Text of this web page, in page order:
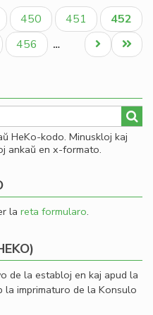
la
Paĝo
450 Paĝo
451
Aktuala
paĝo
452
Paĝo
456 …
Last
page
Next
page
HeKo-kodo. Minuskloj kaj
ankaŭ en x-formato.
la reta formularo.
de la establoj en kaj apud la
la imprimaturo de la Konsulo